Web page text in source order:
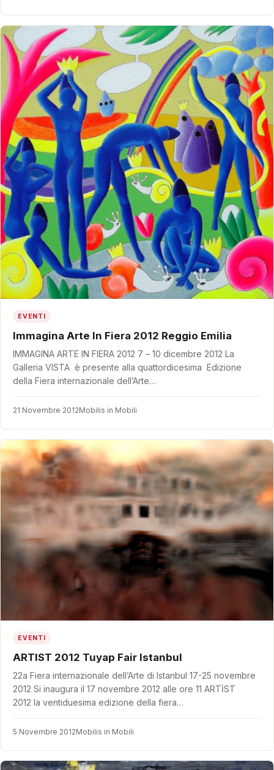
EVENTI
Immagina Arte In Fiera 2012 Reggio Emilia
IMMAGINA ARTE IN FIERA 2012 7 – 10 dicembre 2012 La
Galleria VISTA è presente alla quattordicesima Edizione
della Fiera internazionale dell’Arte…
21 Novembre 2012Mobilis in Mobili
EVENTI
ARTIST 2012 Tuyap Fair Istanbul
22a Fiera internazionale dell’Arte di Istanbul 17-25 novembre
2012 Si inaugura il 17 novembre 2012 alle ore 11 ARTİST
2012 la ventiduesima edizione della fiera…
5 Novembre 2012Mobilis in Mobili